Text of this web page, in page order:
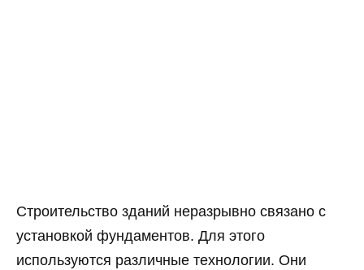
Строительство зданий неразрывно связано с
установкой фундаментов. Для этого
используются различные технологии. Они